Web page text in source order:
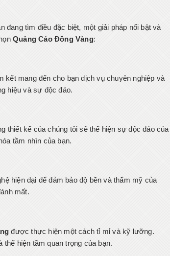
đang tìm điều đặc biệt, một giải pháp nổi bật và
Quảng Cáo Đồng Vàng:
kết mang đến cho bạn dịch vụ chuyên nghiệp và
hiệu và sự độc đáo.
thiết kế của chúng tôi sẽ thể hiện sự độc đáo của
tầm nhìn của bạn.
hiện đại để đảm bảo độ bền và thẩm mỹ của
mất.
được thực hiện một cách tỉ mỉ và kỹ lưỡng.
hiện tầm quan trọng của bạn.